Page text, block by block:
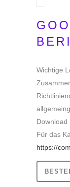
Wichtige
Download
Für das
https://